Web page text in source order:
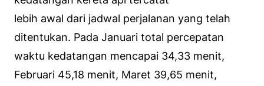
lebih awal dari jadwal perjalanan yang telah
ditentukan. Pada Januari total percepatan
waktu kedatangan mencapai 34,33 menit,
Februari 45,18 menit, Maret 39,65 menit,